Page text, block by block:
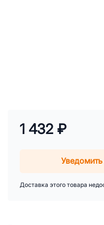
1 432 ₽
Уведомить
Доставка этого товара